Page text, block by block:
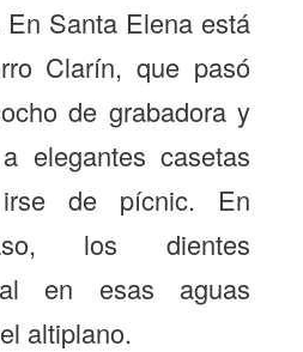
Santa Elena está
Clarín, que pasó
de grabadora y
elegantes casetas
de pícnic. En
los dientes
en esas aguas
altiplano.